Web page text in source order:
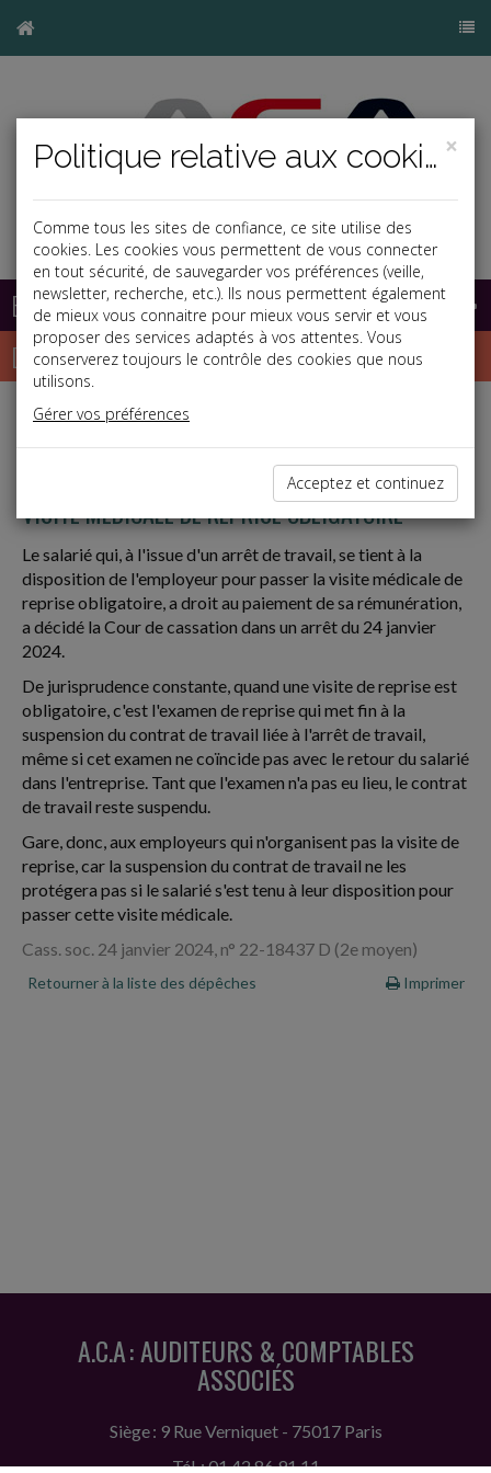
Base documentaire
Dépêches
j
Social, Paye
VISITE MÉDICALE DE REPRISE OBLIGATOIRE
Le salarié qui, à l'issue d'un arrêt de travail, se tient à la
disposition de l'employeur pour passer la visite médicale de
reprise obligatoire, a droit au paiement de sa rémunération,
a décidé la Cour de cassation dans un arrêt du 24 janvier
2024.
De jurisprudence constante, quand une visite de reprise est
obligatoire, c'est l'examen de reprise qui met fin à la
suspension du contrat de travail liée à l'arrêt de travail,
même si cet examen ne coïncide pas avec le retour du salarié
dans l'entreprise. Tant que l'examen n'a pas eu lieu, le contrat
de travail reste suspendu.
Gare, donc, aux employeurs qui n'organisent pas la visite de
reprise, car la suspension du contrat de travail ne les
protégera pas si le salarié s'est tenu à leur disposition pour
passer cette visite médicale.
Cass. soc. 24 janvier 2024, n° 22-18437 D (2e moyen)
Retourner à la liste des dépêches Imprimer
A.C.A : AUDITEURS & COMPTABLES
ASSOCIÉS
Siège : 9 Rue Verniquet - 75017 Paris
Tél. : 01 42 86 91 11
×
Politique relative aux cookies
Comme tous les sites de confiance, ce site utilise des
cookies. Les cookies vous permettent de vous connecter
en tout sécurité, de sauvegarder vos préférences (veille,
newsletter, recherche, etc.). Ils nous permettent également
de mieux vous connaitre pour mieux vous servir et vous
proposer des services adaptés à vos attentes. Vous
conserverez toujours le contrôle des cookies que nous
utilisons.
Gérer vos préférences
Acceptez et continuez